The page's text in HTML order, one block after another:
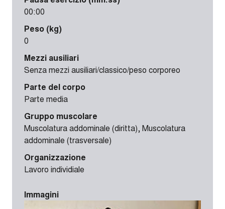
00:00
Peso (kg)
0
Mezzi ausiliari
Senza mezzi ausiliari/classico/peso corporeo
Parte del corpo
Parte media
Gruppo muscolare
Muscolatura addominale (diritta), Muscolatura
addominale (trasversale)
Organizzazione
Lavoro individiale
Immagini